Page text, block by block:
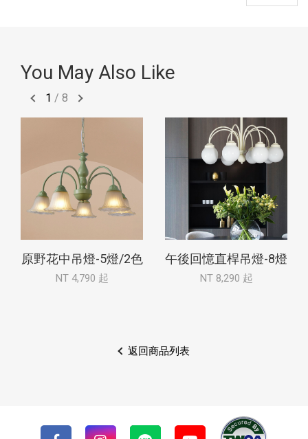
You May Also Like
1 / 8
原野花中吊燈-5燈/2色
NT 4,790 起
午後回憶直桿吊燈-8燈
NT 8,290 起
返回商品列表